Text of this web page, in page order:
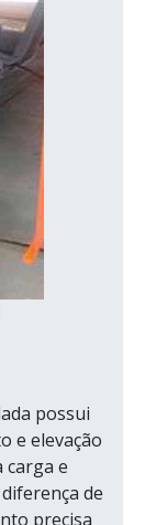
possui
e elevação
carga e
de
precisa